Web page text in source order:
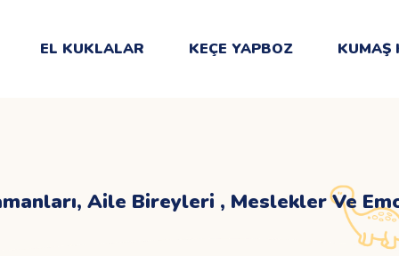
EL KUKLALAR KEÇE YAPBOZ KUMAŞ
Aile Bireyleri , Meslekler Ve